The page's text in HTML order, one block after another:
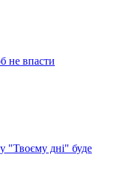
не впасти
"Твоєму дні" буде